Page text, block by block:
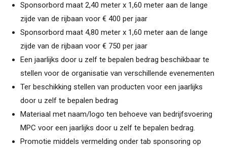
Sponsorbord maat 2,40 meter x 1,60 meter aan de lange
zijde van de rijbaan voor € 400 per jaar
Sponsorbord maat 4,80 meter x 1,60 meter aan de lange
zijde van de rijbaan voor € 750 per jaar
Een jaarlijks door u zelf te bepalen bedrag beschikbaar te
stellen voor de organisatie van verschillende evenementen
Ter beschikking stellen van producten voor een jaarlijks
door u zelf te bepalen bedrag
Materiaal met naam/logo ten behoeve van bedrijfsvoering
MPC voor een jaarlijks door u zelf te bepalen bedrag.
Promotie middels vermelding onder tab sponsoring op